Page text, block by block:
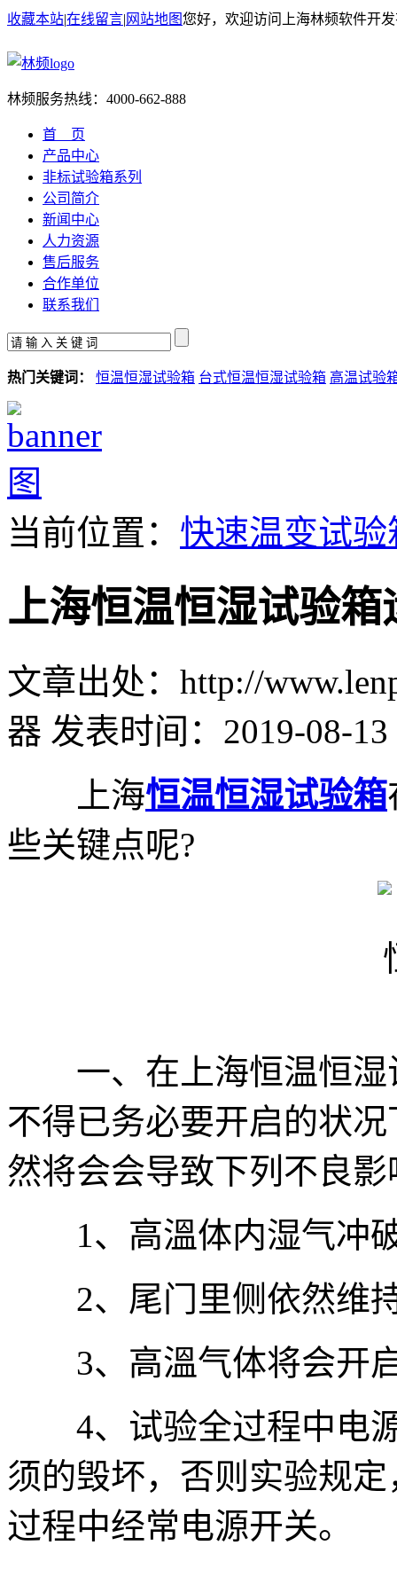
收藏本站|在线留言| 网站地图您好，欢迎访问上海林频软件开
林频服务热线： 4000-662-888
首 页
产品中心
非标试验箱系列
公司简介
新闻中心
人力资源
售后服务
合作单位
联系我们
热门关键词： 恒温恒湿试验箱 台式恒温恒湿试验箱 高温试验
当前位置： 快速温变试验
上海恒温恒湿试验
文章出处：http://
器 发表时间：2019-08-13
上海恒温恒湿试验箱
些关键点呢?
一、在上海恒温恒湿
不得已务必要开启的状
然将会会导致下列不良影
1、高溫体内湿气冲
2、尾门里侧依然维
3、高溫气体将会开启
4、试验全过程中电源
须的毁坏，否则实验规
过程中经常电源开关。